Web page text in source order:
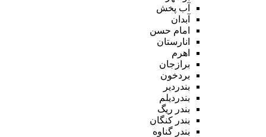
آب پخش
آبدان
امام حسن
انارستان
اهرم
برازجان
بردخون
بندردیر
بندردیلم
بندر ریگ
بندر کنگان
بندر گناوه